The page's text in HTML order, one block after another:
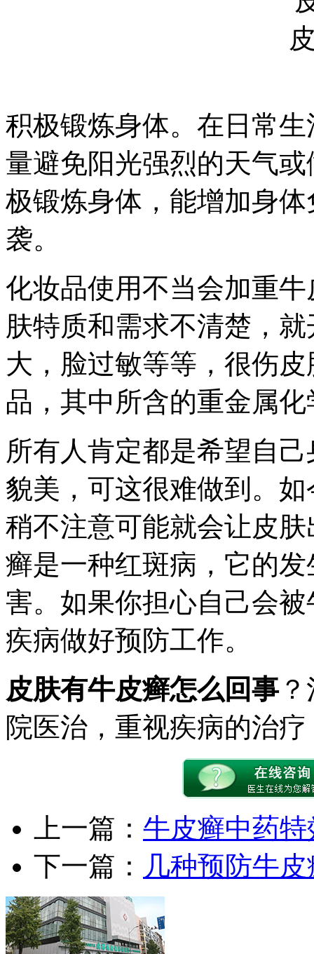
积极锻炼身体。在日常
量避免阳光强烈的天气
极锻炼身体，能增加身
袭。
化妆品使用不当会加重
肤特质和需求不清楚，
大，脸过敏等等，很伤
品，其中所含的重金属
所有人肯定都是希望自
貌美，可这很难做到。
稍不注意可能就会让皮
癣是一种红斑病，它的
害。如果你担心自己会
疾病做好预防工作。
皮肤有牛皮癣怎么回事？
院医治，重视疾病的治
上一篇： 牛皮癣中药
下一篇： 几种预防牛